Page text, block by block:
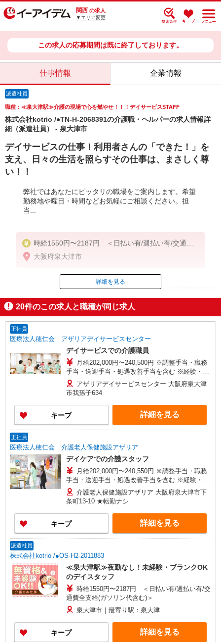
関西 の求人
▼エリア変更
この求人の応募期間は既に終了しております。
仕事情報 企業情報
派遣社員
職種：≪泉大津駅≫介護の現場で心を燃やせ！！！デイサービスSTAFF
株式会社kotrio /●TN-H-2068391の介護職・ヘルパーの求人情報詳
細（派遣社員） - 泉大津市
デイサービスの仕事！利用者さんの「できた！」を
支え、日々の生活を照らすその仕事は、まさしく尊
い！！
弊社ではあなたにピッタリの職場をご案内します。希望
勤務地や曜日・時間などお気軽にご相談ください。担
当...
時給1550円〜2187円 ＜日払い有/週払い有/交通費
全支給(ガソリン代含む)＞
大阪府泉大津市
ID：AE0708993253
掲載期間終了
詳細を見る
20件のこの求人と職種が同じ求人
正社員
医療法人穂仁会 アザリアデイサービスセンター
デイサービスでの介護職員
月給202,000円〜240,500円 ※調整手当・職務
手当・送迎手当・処遇改善手当を含む ※経験・能
力による ※試用期間3ヵ月あり（同条件）
アザリアデイサービスセンター 大阪府泉大津
市我孫子634
キープ 詳細を見る
正社員
医療法人穂仁会 介護老人保健施設アザリア
デイケアでの介護スタッフ
月給202,000円〜240,550円 ※調整手当・職務
手当・送迎手当・処遇改善手当を含む ※経験・能
力による ※残業代別途支給 ※試用期間3ヵ月あり
（同条件）
介護老人保健施設アザリア 大阪府泉大津市下
条町13-10 ★転勤ナシ
キープ 詳細を見る
派遣社員
株式会社kotrio /●OS-H2-2011883
≪泉大津駅≫夜勤なし！未経験・ブランクOK
のデイスタッフ
時給1550円〜2187円 ＜日払い有/週払い有/交
通費全支給(ガソリン代含む)＞
泉大津市｜最寄り駅：泉大津
キープ 詳細を見る